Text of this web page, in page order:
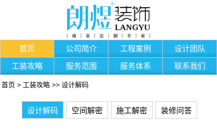
首页 公司简介 工程案例 设计团队
工装攻略 服务范围 服务体系 联系我们
首页 > 工装攻略 >> 设计解码
设计解码 空间解密 施工解密 装修问答